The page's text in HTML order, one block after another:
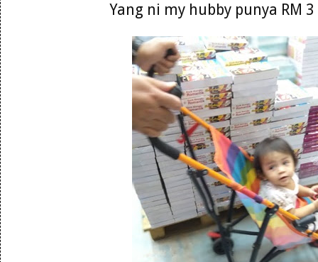
Yang ni my hubby punya RM